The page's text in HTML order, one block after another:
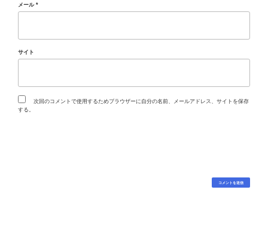
メール *
サイト
次回のコメントで使用するためブラウザーに自分の名前、メールアドレス、サイトを保存
する。